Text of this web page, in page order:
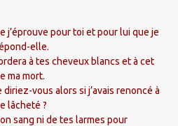
j’éprouve pour toi et pour lui que je
elle.
à tes cheveux blancs et à cet
ma mort.
vous alors si j’avais renoncé à
lâcheté ?
sang ni de tes larmes pour